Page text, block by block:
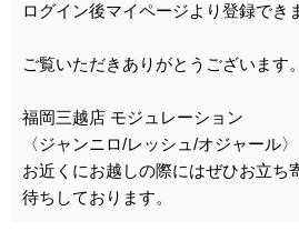
ログイン後マイページより登録でき
ご覧いただきありがとうございます。
福岡三越店 モジュレーション
〈ジャンニロ/レッシュ/オジャール〉
お近くにお越しの際にはぜひお立
待ちしております。